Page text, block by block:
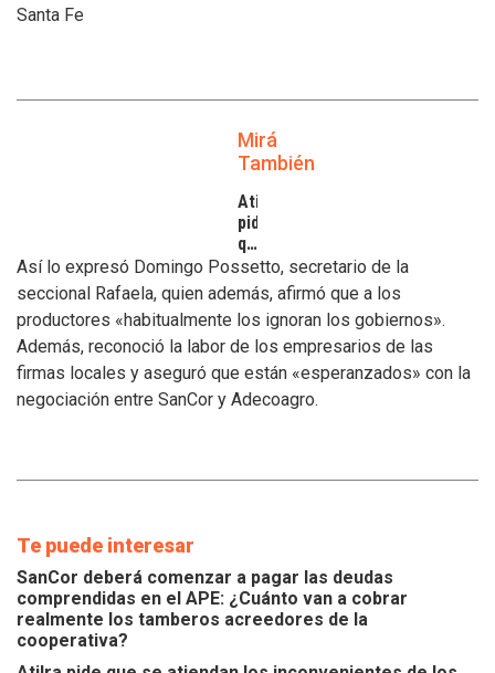
Santa Fe
Mirá
También
Atilra
pide
que
se
atiendan
inconvenientes
de
los
tamberos
Así lo expresó Domingo Possetto, secretario de la
seccional Rafaela, quien además, afirmó que a los
productores «habitualmente los ignoran los gobiernos».
Además, reconoció la labor de los empresarios de las
firmas locales y aseguró que están «esperanzados» con la
negociación entre SanCor y Adecoagro.
Te puede interesar
SanCor deberá comenzar a pagar las deudas
comprendidas en el APE: ¿Cuánto van a cobrar
realmente los tamberos acreedores de la
cooperativa?